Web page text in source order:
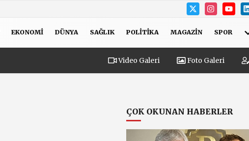
EKONOMI DÜNYA SAĞLIK POLITIKA MAGAZIN SPOR
Video Galeri Foto Galeri
ÇOK OKUNAN HABERLER